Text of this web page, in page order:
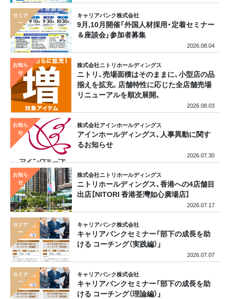
キャリアバンク株式会社
9月,10月開催「外国人材採用・定着セミナー
＆座談会」参加者募集
2026.08.04
株式会社ニトリホールディングス
ニトリ、売場面積はそのままに、小型店の品
揃えを拡充。店舗特性に応じた全店舗売場
リニューアルを順次展開。
2026.08.03
株式会社アインホールディングス
アインホールディングス、人事異動に関す
るお知らせ
2026.07.30
株式会社ニトリホールディングス
ニトリホールディングス、香港への4店舗目
出店【NITORI 香港荃灣如心廣場店】
2026.07.17
キャリアバンク株式会社
キャリアバンクセミナー「部下の成長を助
ける コーチング（実践編）」
2026.07.07
キャリアバンク株式会社
キャリアバンクセミナー「部下の成長を助
ける コーチング（理論編）」